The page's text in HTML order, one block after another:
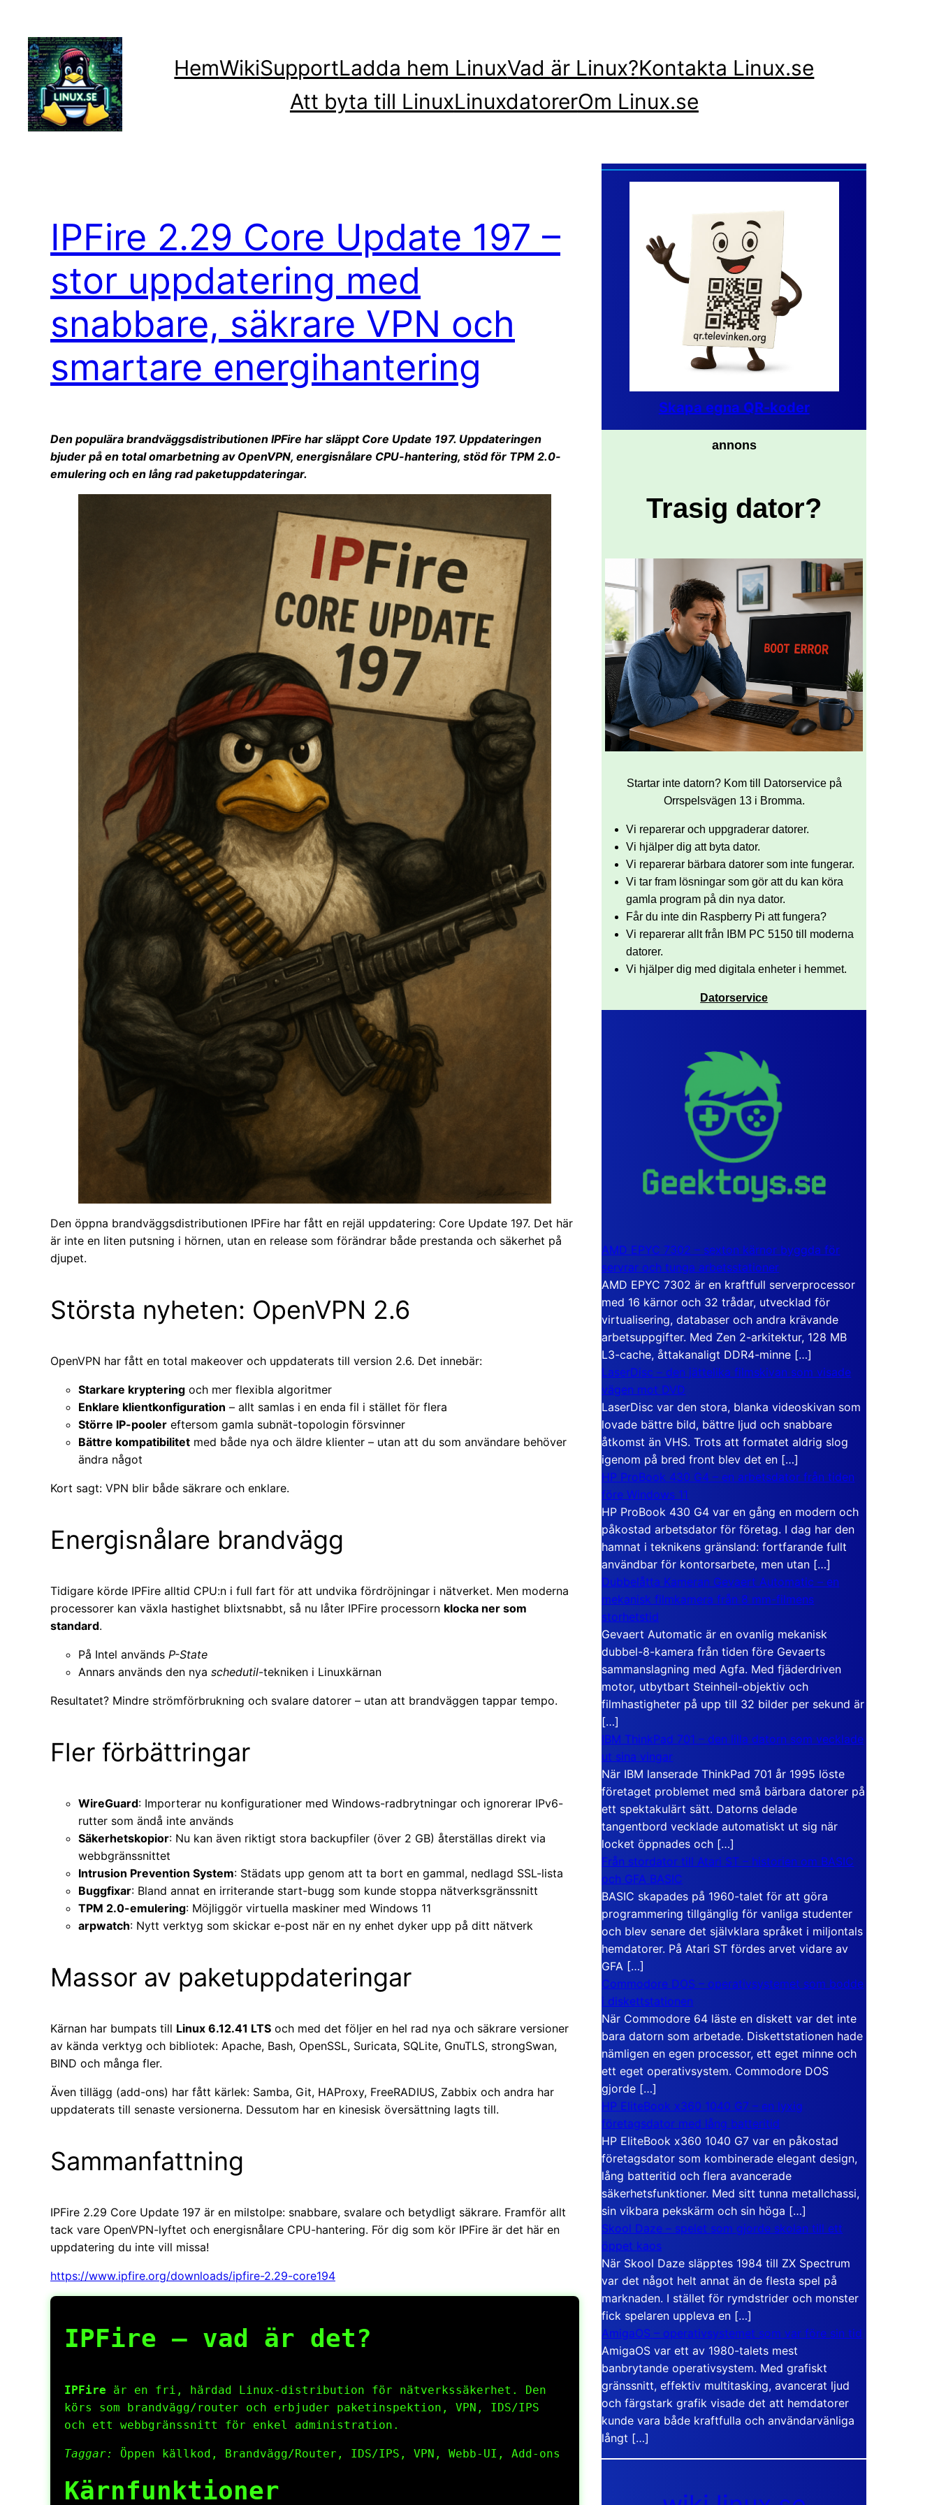
innehåll
HemWikiSupportLadda hem LinuxVad är Linux?Kontakta Linux.se
Att byta till LinuxLinuxdatorerOm Linux.se
IPFire 2.29 Core Update 197 –
stor uppdatering med
snabbare, säkrare VPN och
smartare energihantering
Den populära brandväggsdistributionen IPFire har släppt Core Update 197. Uppdateringen
bjuder på en total omarbetning av OpenVPN, energisnålare CPU-hantering, stöd för TPM 2.0-
emulering och en lång rad paketuppdateringar.
Den öppna brandväggsdistributionen IPFire har fått en rejäl uppdatering: Core Update 197. Det här
är inte en liten putsning i hörnen, utan en release som förändrar både prestanda och säkerhet på
djupet.
Största nyheten: OpenVPN 2.6
OpenVPN har fått en total makeover och uppdaterats till version 2.6. Det innebär:
Starkare kryptering och mer flexibla algoritmer
Enklare klientkonfiguration – allt samlas i en enda fil i stället för flera
Större IP-pooler eftersom gamla subnät-topologin försvinner
Bättre kompatibilitet med både nya och äldre klienter – utan att du som användare behöver
ändra något
Kort sagt: VPN blir både säkrare och enklare.
Energisnålare brandvägg
Tidigare körde IPFire alltid CPU:n i full fart för att undvika fördröjningar i nätverket. Men moderna
processorer kan växla hastighet blixtsnabbt, så nu låter IPFire processorn klocka ner som
standard.
På Intel används P-State
Annars används den nya schedutil-tekniken i Linuxkärnan
Resultatet? Mindre strömförbrukning och svalare datorer – utan att brandväggen tappar tempo.
Fler förbättringar
WireGuard: Importerar nu konfigurationer med Windows-radbrytningar och ignorerar IPv6-
rutter som ändå inte används
Säkerhetskopior: Nu kan även riktigt stora backupfiler (över 2 GB) återställas direkt via
webbgränssnittet
Intrusion Prevention System: Städats upp genom att ta bort en gammal, nedlagd SSL-lista
Buggfixar: Bland annat en irriterande start-bugg som kunde stoppa nätverksgränssnitt
TPM 2.0-emulering: Möjliggör virtuella maskiner med Windows 11
arpwatch: Nytt verktyg som skickar e-post när en ny enhet dyker upp på ditt nätverk
Massor av paketuppdateringar
Kärnan har bumpats till Linux 6.12.41 LTS och med det följer en hel rad nya och säkrare versioner
av kända verktyg och bibliotek: Apache, Bash, OpenSSL, Suricata, SQLite, GnuTLS, strongSwan,
BIND och många fler.
Även tillägg (add-ons) har fått kärlek: Samba, Git, HAProxy, FreeRADIUS, Zabbix och andra har
uppdaterats till senaste versionerna. Dessutom har en kinesisk översättning lagts till.
Sammanfattning
IPFire 2.29 Core Update 197 är en milstolpe: snabbare, svalare och betydligt säkrare. Framför allt
tack vare OpenVPN-lyftet och energisnålare CPU-hantering. För dig som kör IPFire är det här en
uppdatering du inte vill missa!
https://www.ipfire.org/downloads/ipfire-2.29-core194
IPFire – vad är det?
IPFire är en fri, härdad Linux-distribution för nätverkssäkerhet. Den
körs som brandvägg/router och erbjuder paketinspektion, VPN, IDS/IPS
och ett webbgränssnitt för enkel administration.
Taggar: Öppen källkod, Brandvägg/Router, IDS/IPS, VPN, Webb-UI, Add-ons
Kärnfunktioner
Skapa egna QR-koder
annons
Trasig dator?
Startar inte datorn? Kom till Datorservice på
Orrspelsvägen 13 i Bromma.
Vi reparerar och uppgraderar datorer.
Vi hjälper dig att byta dator.
Vi reparerar bärbara datorer som inte fungerar.
Vi tar fram lösningar som gör att du kan köra
gamla program på din nya dator.
Får du inte din Raspberry Pi att fungera?
Vi reparerar allt från IBM PC 5150 till moderna
datorer.
Vi hjälper dig med digitala enheter i hemmet.
Datorservice
AMD EPYC 7302 – sexton kärnor byggda för
servrar och tunga arbetsstationer
AMD EPYC 7302 är en kraftfull serverprocessor
med 16 kärnor och 32 trådar, utvecklad för
virtualisering, databaser och andra krävande
arbetsuppgifter. Med Zen 2-arkitektur, 128 MB
L3-cache, åttakanaligt DDR4-minne […]
LaserDisc – den jättelika filmskivan som visade
vägen mot DVD
LaserDisc var den stora, blanka videoskivan som
lovade bättre bild, bättre ljud och snabbare
åtkomst än VHS. Trots att formatet aldrig slog
igenom på bred front blev det en […]
HP ProBook 430 G4 – en arbetsdator från tiden
före Windows 11
HP ProBook 430 G4 var en gång en modern och
påkostad arbetsdator för företag. I dag har den
hamnat i teknikens gränsland: fortfarande fullt
användbar för kontorsarbete, men utan […]
Dubbelåtta Kameran Gevaert Automatic – en
mekanisk filmkamera från 8 mm-filmens
storhetstid
Gevaert Automatic är en ovanlig mekanisk
dubbel-8-kamera från tiden före Gevaerts
sammanslagning med Agfa. Med fjäderdriven
motor, utbytbart Steinheil-objektiv och
filmhastigheter på upp till 32 bilder per sekund är
[…]
IBM ThinkPad 701 – den lilla datorn som vecklade
ut sina vingar
När IBM lanserade ThinkPad 701 år 1995 löste
företaget problemet med små bärbara datorer på
ett spektakulärt sätt. Datorns delade
tangentbord vecklade automatiskt ut sig när
locket öppnades och […]
Från stordator till Atari ST – historien om BASIC
och GFA BASIC
BASIC skapades på 1960-talet för att göra
programmering tillgänglig för vanliga studenter
och blev senare det självklara språket i miljontals
hemdatorer. På Atari ST fördes arvet vidare av
GFA […]
Commodore DOS – operativsystemet som bodde
i diskettstationen
När Commodore 64 läste en diskett var det inte
bara datorn som arbetade. Diskettstationen hade
nämligen en egen processor, ett eget minne och
ett eget operativsystem. Commodore DOS
gjorde […]
HP EliteBook x360 1040 G7 – en lyxig
företagsdator med lång batteritid
HP EliteBook x360 1040 G7 var en påkostad
företagsdator som kombinerade elegant design,
lång batteritid och flera avancerade
säkerhetsfunktioner. Med sitt tunna metallchassi,
sin vikbara pekskärm och sin höga […]
Skool Daze – spelet som gjorde skolan till ett
öppet kaos
När Skool Daze släpptes 1984 till ZX Spectrum
var det något helt annat än de flesta spel på
marknaden. I stället för rymdstrider och monster
fick spelaren uppleva en […]
AmigaOS – operativsystemet som var före sin tid
AmigaOS var ett av 1980-talets mest
banbrytande operativsystem. Med grafiskt
gränssnitt, effektiv multitasking, avancerat ljud
och färgstark grafik visade det att hemdatorer
kunde vara både kraftfulla och användarvänliga
långt […]